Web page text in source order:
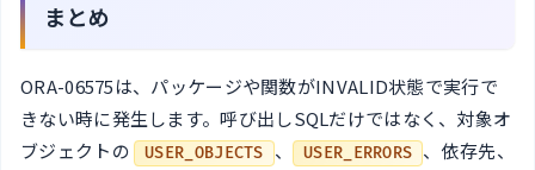
まとめ
ORA-06575は、パッケージや関数がINVALID状態で実行で
きない時に発生します。呼び出しSQLだけではなく、対象オ
ブジェクトの USER_OBJECTS 、 USER_ERRORS
、依存先、